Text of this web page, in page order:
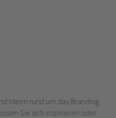
Ideen rund um das Branding
Sie sich inspirieren oder